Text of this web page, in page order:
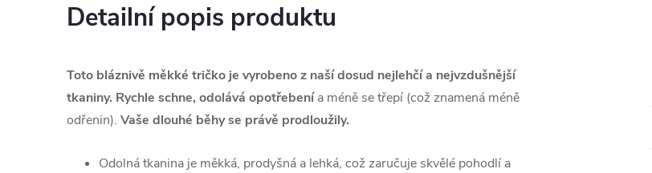
Detailní popis produktu
Toto bláznivě měkké tričko je vyrobeno z naší dosud nejlehčí a nejvzdušnější
tkaniny. Rychle schne, odolává opotřebenía méně se třepí (což znamená méně
odřenin). Vaše dlouhé běhy se právě prodloužily.
Odolná tkanina je měkká, prodyšná a lehká, což zaručuje skvělé pohodlí a